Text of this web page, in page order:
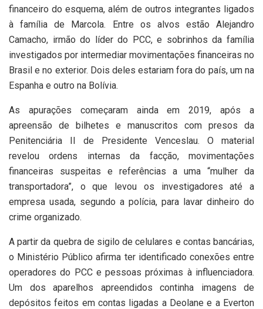
financeiro do esquema, além de outros integrantes ligados
à família de Marcola. Entre os alvos estão Alejandro
Camacho, irmão do líder do PCC, e sobrinhos da família
investigados por intermediar movimentações financeiras no
Brasil e no exterior. Dois deles estariam fora do país, um na
Espanha e outro na Bolívia.
As apurações começaram ainda em 2019, após a
apreensão de bilhetes e manuscritos com presos da
Penitenciária II de Presidente Venceslau. O material
revelou ordens internas da facção, movimentações
financeiras suspeitas e referências a uma “mulher da
transportadora”, o que levou os investigadores até a
empresa usada, segundo a polícia, para lavar dinheiro do
crime organizado.
A partir da quebra de sigilo de celulares e contas bancárias,
o Ministério Público afirma ter identificado conexões entre
operadores do PCC e pessoas próximas à influenciadora.
Um dos aparelhos apreendidos continha imagens de
depósitos feitos em contas ligadas a Deolane e a Everton